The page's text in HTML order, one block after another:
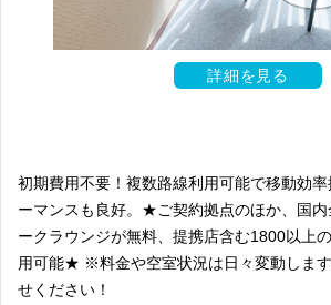
詳細を見る
初期費用不要！複数路線利用可能で移動効
ーマンスも良好。★ご契約拠点のほか、国内
ークラウンジが無料、提携店含む1800以上
用可能★ ※料金や空室状況は日々変動しま
せください！